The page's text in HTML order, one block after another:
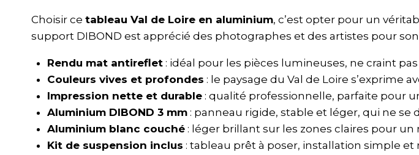
Choisir ce tableau Val de Loire en aluminium, c’est opter pour un
support DIBOND est apprécié des photographes et des artistes pour
Rendu mat antireflet: idéal pour les pièces lumineuses, ne craint
Couleurs vives et profondes : le paysage du Val de Loire s’exprime
Impression nette et durable: qualité professionnelle, parfaite pour
Aluminium DIBOND 3 mm: panneau rigide, stable et léger, qui ne se
Aluminium blanc couché: léger brillant sur les zones claires pour un
Kit de suspension inclus : tableau prêt à poser, installation simple et